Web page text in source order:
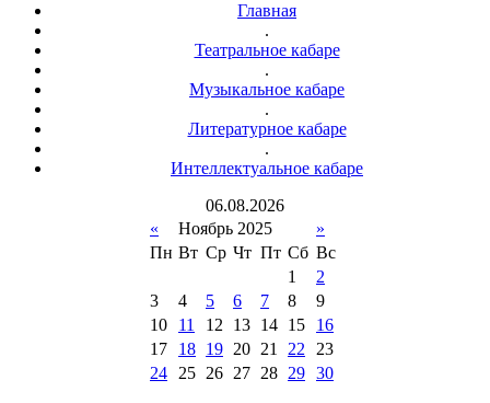
Главная
.
Театральное кабаре
.
Музыкальное кабаре
.
Литературное кабаре
.
Интеллектуальное кабаре
06.08.2026
«
Ноябрь 2025
»
Пн Вт Ср Чт Пт Сб Вс
1
2
3
4 5 6 7 8
9
10
11 12 13 14 15
16
17
18 19 20 21 22
23
24
25 26 27 28 29 30